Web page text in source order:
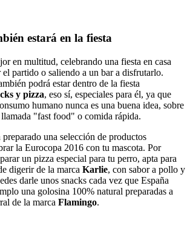
estará en la fiesta
en multitud, celebrando una fiesta en casa
partido o saliendo a un bar a disfrutarlo.
podrá estar dentro de la fiesta
y pizza, eso sí, especiales para él, ya que
humano nunca es una buena idea, sobre
"fast food" o comida rápida.
preparado una selección de productos
la Eurocopa 2016 con tu mascota. Por
un pizza especial para tu perro, apta para
digerir de la marca Karlie, con sabor a pollo y
darle unos snacks cada vez que España
una golosina 100% natural preparadas a
de la marca Flamingo.